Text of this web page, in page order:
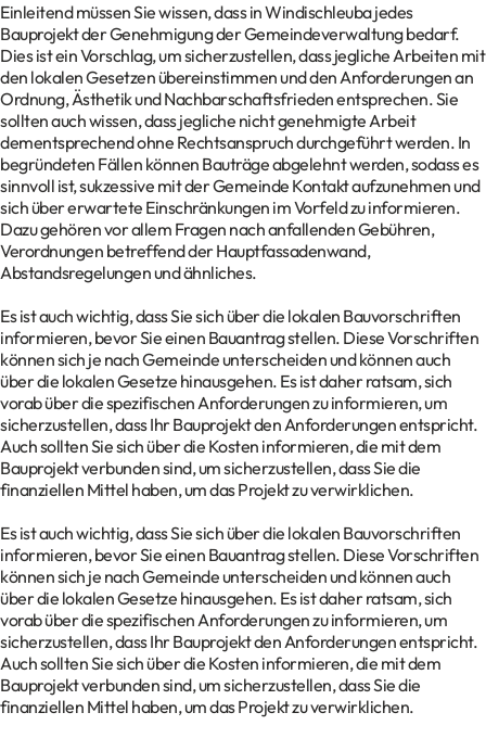
Einleitend müssen Sie wissen, dass in Windischleuba jedes
Bauprojekt der Genehmigung der Gemeindeverwaltung bedarf.
Dies ist ein Vorschlag, um sicherzustellen, dass jegliche Arbeiten mit
den lokalen Gesetzen übereinstimmen und den Anforderungen an
Ordnung, Ästhetik und Nachbarschaftsfrieden entsprechen. Sie
sollten auch wissen, dass jegliche nicht genehmigte Arbeit
dementsprechend ohne Rechtsanspruch durchgeführt werden. In
begründeten Fällen können Bauträge abgelehnt werden, sodass es
sinnvoll ist, sukzessive mit der Gemeinde Kontakt aufzunehmen und
sich über erwartete Einschränkungen im Vorfeld zu informieren.
Dazu gehören vor allem Fragen nach anfallenden Gebühren,
Verordnungen betreffend der Hauptfassadenwand,
Abstandsregelungen und ähnliches.
Es ist auch wichtig, dass Sie sich über die lokalen Bauvorschriften
informieren, bevor Sie einen Bauantrag stellen. Diese Vorschriften
können sich je nach Gemeinde unterscheiden und können auch
über die lokalen Gesetze hinausgehen. Es ist daher ratsam, sich
vorab über die spezifischen Anforderungen zu informieren, um
sicherzustellen, dass Ihr Bauprojekt den Anforderungen entspricht.
Auch sollten Sie sich über die Kosten informieren, die mit dem
Bauprojekt verbunden sind, um sicherzustellen, dass Sie die
finanziellen Mittel haben, um das Projekt zu verwirklichen.
Es ist auch wichtig, dass Sie sich über die lokalen Bauvorschriften
informieren, bevor Sie einen Bauantrag stellen. Diese Vorschriften
können sich je nach Gemeinde unterscheiden und können auch
über die lokalen Gesetze hinausgehen. Es ist daher ratsam, sich
vorab über die spezifischen Anforderungen zu informieren, um
sicherzustellen, dass Ihr Bauprojekt den Anforderungen entspricht.
Auch sollten Sie sich über die Kosten informieren, die mit dem
Bauprojekt verbunden sind, um sicherzustellen, dass Sie die
finanziellen Mittel haben, um das Projekt zu verwirklichen.